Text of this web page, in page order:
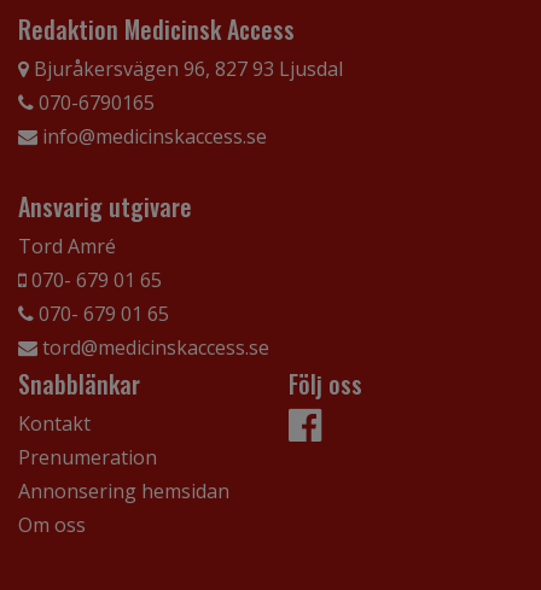
Redaktion Medicinsk Access
Bjuråkersvägen 96, 827 93 Ljusdal
070-6790165
info@medicinskaccess.se
Ansvarig utgivare
Tord Amré
070- 679 01 65
070- 679 01 65
tord@medicinskaccess.se
Snabblänkar
Kontakt
Prenumeration
Annonsering hemsidan
Om oss
Följ oss